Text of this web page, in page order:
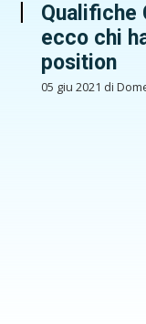
Qualifiche
ecco chi
position
05 giu 2021 di